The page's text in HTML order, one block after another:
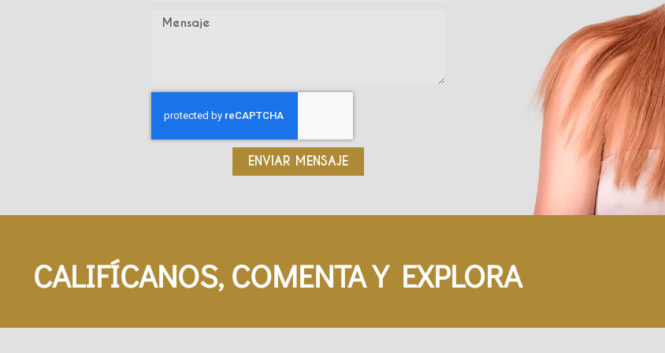
ENVIAR MENSAJE
CALIFÍCANOS, COMENTA Y EXPLORA